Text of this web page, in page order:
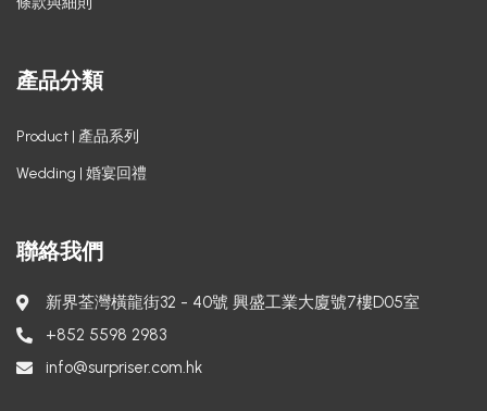
產品分類
Product | 產品系列
Wedding | 婚宴回禮
聯絡我們
新界荃灣橫龍街32 - 40號 興盛工業大廈號7樓D05室
+852 5598 2983
info@surpriser.com.hk